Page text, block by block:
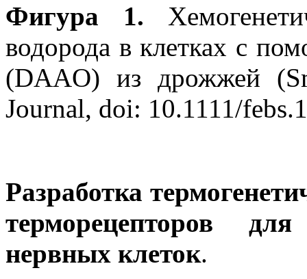
Фигура 1.
водорода в клетках с
(DAAO) из дрожжей
Journal, doi: 10.1111/
Разработка
терморецепторов
нервных клеток.